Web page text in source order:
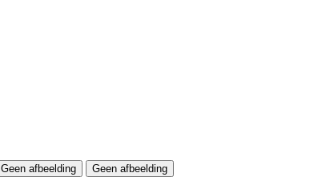
Geen afbeelding Geen afbeelding